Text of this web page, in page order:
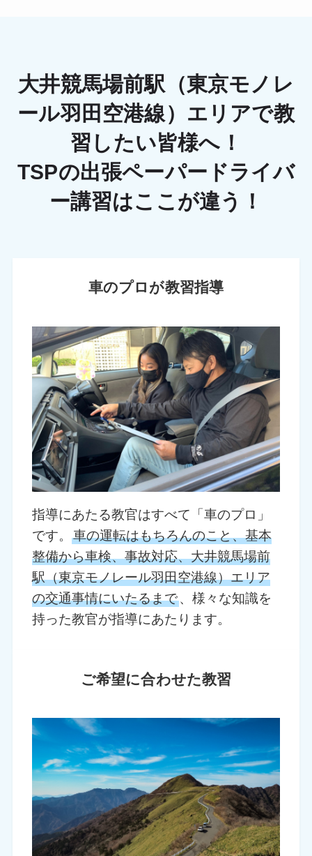
大井競馬場前駅（東京モノレ
ール羽田空港線）エリアで教
習したい皆様へ！
TSPの出張ペーパードライバ
ー講習はここが違う！
車のプロが教習指導
指導にあたる教官はすべて「車のプロ」
です。車の運転はもちろんのこと、基本
整備から車検、事故対応、大井競馬場前
駅（東京モノレール羽田空港線）エリア
の交通事情にいたるまで、様々な知識を
持った教官が指導にあたります。
ご希望に合わせた教習